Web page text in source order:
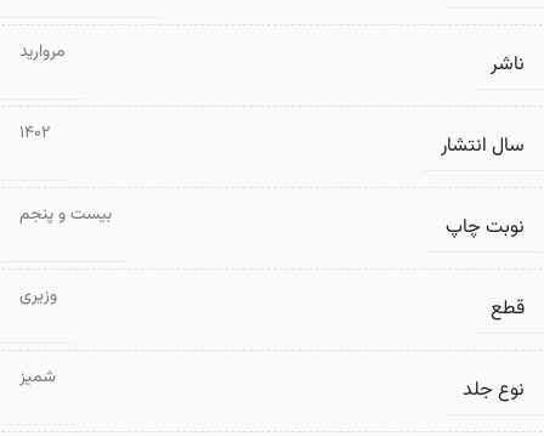
ناشر مروارید
سال انتشار 1402
نوبت چاپ بیست و پنجم
قطع وزیری
نوع جلد شمیز